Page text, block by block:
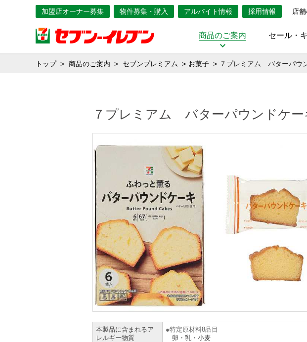
加盟店オーナー募集 物件募集・購入 アルバイト情報 採用情報 店
商品のご案内 セール・
トップ 商品のご案内 セブンプレミアム お菓子 ７プレミアム バターパウ
７プレミアム バターパウンドケー
本製品に含まれるア
レルギー物質
特定原材料8品目
卵・乳・小麦